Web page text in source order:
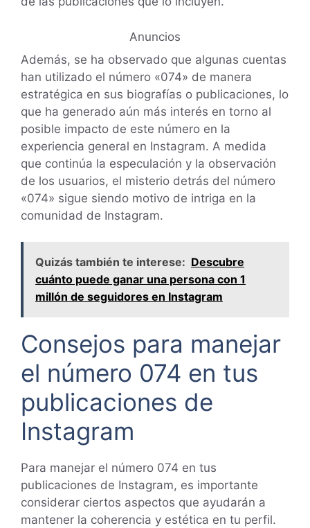
Anuncios
Además, se ha observado que algunas cuentas
han utilizado el número «074» de manera
estratégica en sus biografías o publicaciones, lo
que ha generado aún más interés en torno al
posible impacto de este número en la
experiencia general en Instagram. A medida
que continúa la especulación y la observación
de los usuarios, el misterio detrás del número
«074» sigue siendo motivo de intriga en la
comunidad de Instagram.
Quizás también te interese: Descubre
cuánto puede ganar una persona con 1
millón de seguidores en Instagram
Consejos para manejar
el número 074 en tus
publicaciones de
Instagram
Para manejar el número 074 en tus
publicaciones de Instagram, es importante
considerar ciertos aspectos que ayudarán a
mantener la coherencia y estética en tu perfil.